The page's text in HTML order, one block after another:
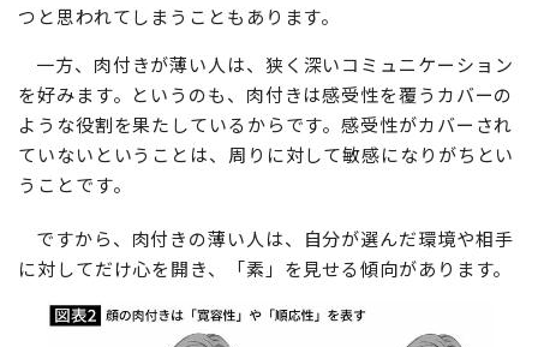
つと思われてしまうこともあります。
一方、肉付きが薄い人は、狭く深いコミュニケーション
を好みます。というのも、肉付きは感受性を覆うカバーの
ような役割を果たしているからです。感受性がカバーされ
ていないということは、周りに対して敏感になりがちとい
うことです。
ですから、肉付きの薄い人は、自分が選んだ環境や相手
に対してだけ心を開き、「素」を見せる傾向があります。